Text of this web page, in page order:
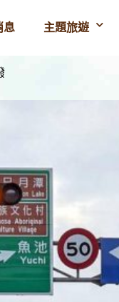
息 主題旅遊